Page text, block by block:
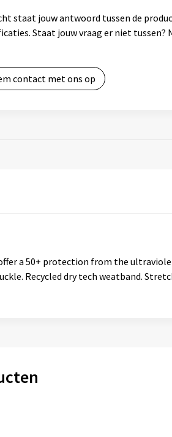
staat jouw antwoord tussen de
Staat jouw vraag er niet tussen?
contact met ons op
a 50+ protection from the
Recycled dry tech weatband.